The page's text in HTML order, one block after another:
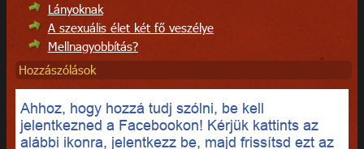
Lányoknak
A szexuális élet két fő veszélye
Mellnagyobbítás?
Hozzászólások
Ahhoz, hogy hozzá tudj szólni, be kell
jelentkezned a Facebookon! Kérjük kattints az
alábbi ikonra, jelentkezz be, majd frissítsd ezt az